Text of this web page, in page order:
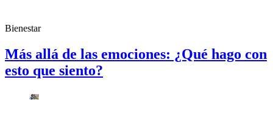
Bienestar
Más allá de las emociones: ¿Qué hago con
esto que siento?